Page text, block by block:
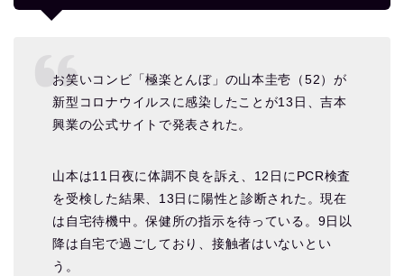
お笑いコンビ「極楽とんぼ」の山本圭壱（52）が
新型コロナウイルスに感染したことが13日、吉本
興業の公式サイトで発表された。
山本は11日夜に体調不良を訴え、12日にPCR検査
を受検した結果、13日に陽性と診断された。現在
は自宅待機中。保健所の指示を待っている。9日以
降は自宅で過ごしており、接触者はいないとい
う。